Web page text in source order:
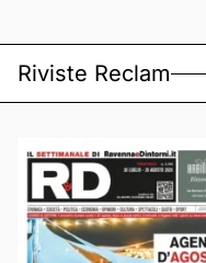
Riviste Reclam